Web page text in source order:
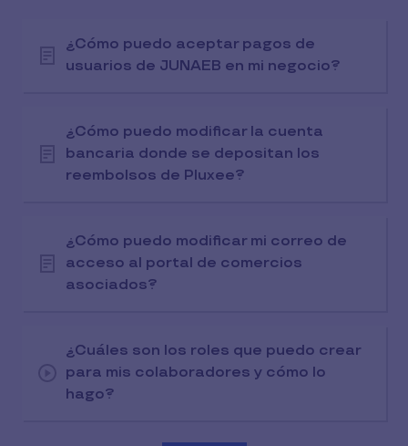
¿Cómo puedo aceptar pagos de
usuarios de JUNAEB en mi negocio?
¿Cómo puedo modificar la cuenta
bancaria donde se depositan los
reembolsos de Pluxee?
¿Cómo puedo modificar mi correo de
acceso al portal de comercios
asociados?
¿Cuáles son los roles que puedo crear
para mis colaboradores y cómo lo
hago?